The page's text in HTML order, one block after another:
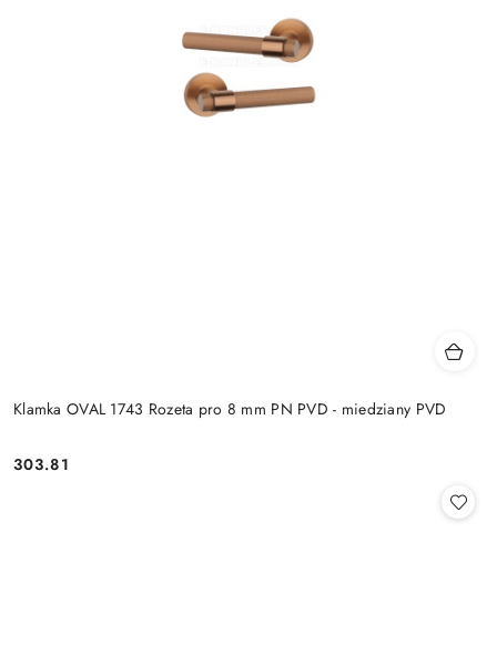
Klamka OVAL 1743 Rozeta pro 8 mm PN PVD - miedziany PVD
Cena:
303.81